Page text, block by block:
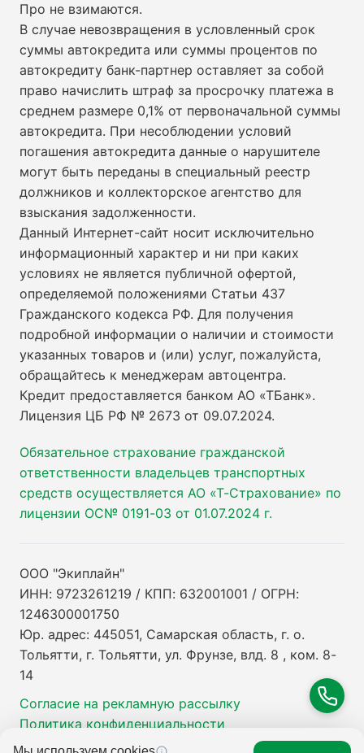
Про не взимаются.
В случае невозвращения в условленный срок
суммы автокредита или суммы процентов по
автокредиту банк-партнер оставляет за собой
право начислить штраф за просрочку платежа в
среднем размере 0,1% от первоначальной суммы
автокредита. При несоблюдении условий
погашения автокредита данные о нарушителе
могут быть переданы в специальный реестр
должников и коллекторское агентство для
взыскания задолженности.
Данный Интернет-сайт носит исключительно
информационный характер и ни при каких
условиях не является публичной офертой,
определяемой положениями Статьи 437
Гражданского кодекса РФ. Для получения
подробной информации о наличии и стоимости
указанных товаров и (или) услуг, пожалуйста,
обращайтесь к менеджерам автоцентра.
Кредит предоставляется банком АО «ТБанк».
Лицензия ЦБ РФ № 2673 от 09.07.2024.
Обязательное страхование гражданской
ответственности владельцев транспортных
средств осуществляется АО «Т-Страхование» по
лицензии ОС№ 0191-03 от 01.07.2024 г.
ООО "Экиплайн"
ИНН: 9723261219 / КПП: 632001001 / ОГРН:
1246300001750
Юр. адрес: 445051, Самарская область, г. о.
Тольятти, г. Тольятти, ул. Фрунзе, влд. 8 , ком. 8-
14
Согласие на рекламную рассылку
Политика конфиденциальности